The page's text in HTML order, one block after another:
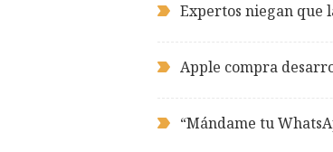
Expertos niegan que
Apple compra
“Mándame tu